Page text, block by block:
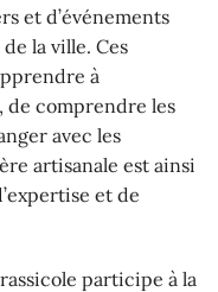
et d’événements
la ville. Ces
à
de comprendre les
avec les
artisanale est ainsi
et de
participe à la